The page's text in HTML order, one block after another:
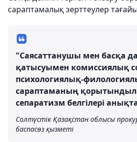
сараптамалық зерттеулер
"Саясаттанушы мен басқа
қатысуымен комиссиялық
психологиялық-
сараптаманың
сепаратизм белгілері
Солтүстік Қазақстан облысы
баспасөз қызметі